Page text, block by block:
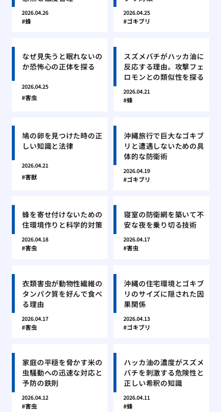
2026.04.26
蜂
2026.04.25
ゴキブリ
なぜ見失うと眠れないの
か恐怖心の正体を探る
2026.04.25
害虫
スズメバチがハッカ油に
反応する理由。攻撃フェ
ロモンとの類似性を探る
2026.04.21
蜂
鳩の卵を見つけた時の正
しい知識と法律
2026.04.21
害獣
沖縄旅行で巨大なゴキブ
リと遭遇しないための具
体的な防衛術
2026.04.19
ゴキブリ
蜂を寄せ付けないための
住環境作りと科学的対策
2026.04.18
害虫
寝室の防衛網を築いて不
安な夜を乗り切る技術
2026.04.17
害虫
衣類害虫が動物性繊維の
タンパク質を好んで食べ
る理由
2026.04.17
害虫
沖縄の住宅環境とゴキブ
リのサイズに隠された因
果関係
2026.04.13
ゴキブリ
家庭の平穏を脅かす米の
虫騒動への迅速な対応と
予防の鉄則
2026.04.12
害虫
ハッカ油の濃度がスズメ
バチを刺激する危険性と
正しい希釈の知識
2026.04.11
蜂